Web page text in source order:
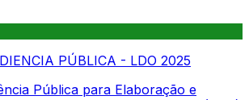
PÚBLICA - LDO 2025
Pública para Elaboração e